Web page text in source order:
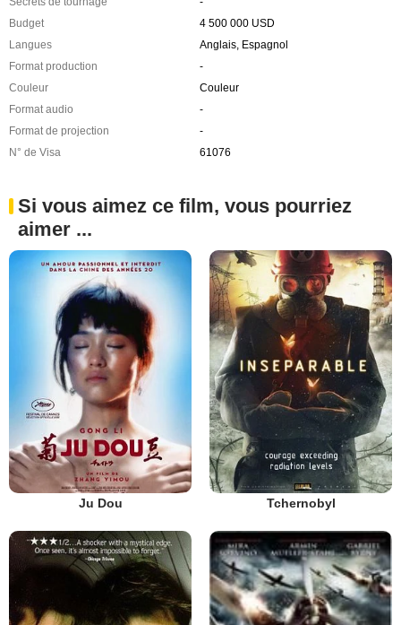
Budget
4 500 000 USD
Langues
Anglais, Espagnol
Format production
-
Couleur
Couleur
Format audio
-
Format de projection
-
N° de Visa
61076
Si vous aimez ce film, vous pourriez
aimer ...
Ju Dou Tchernobyl